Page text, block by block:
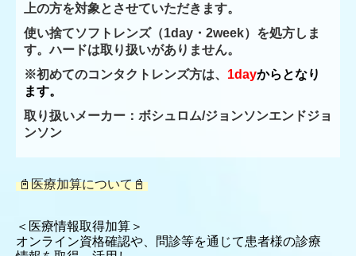
上の方を対象とさせていただきます。
使い捨てソフトレンズ（1day・2week）を処方しま
す。ハードは取り扱いがありません。
※初めてのコンタクトレンズ方は、 1dayからとなり
ます。
取り扱いメーカー：ボシュロム/ジョンソンエンドジョ
ンソン
📓医療加算について📓
＜医療情報取得加算＞
オンライン資格確認や、問診等を通じて患者様の診療